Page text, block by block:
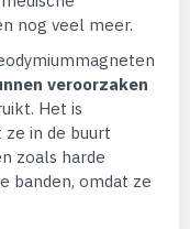
nog veel meer.
veroorzaken
Het is
in de buurt
zoals harde
banden, omdat ze